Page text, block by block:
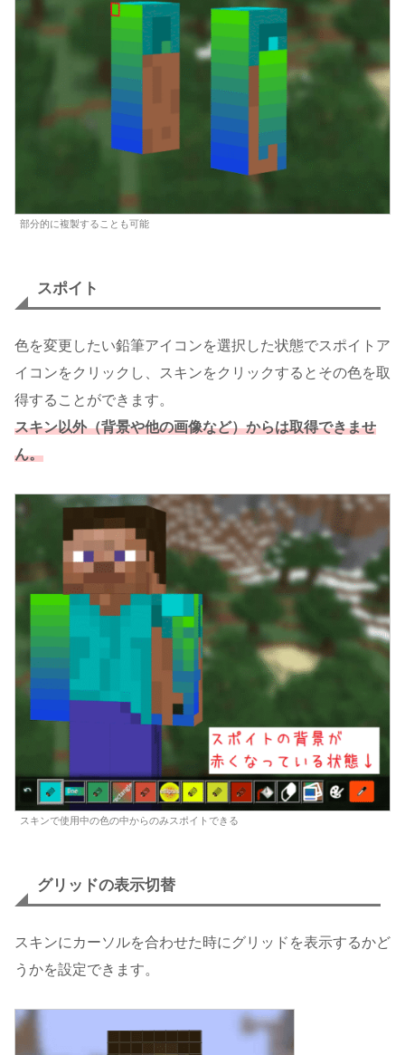
部分的に複製することも可能
スポイト
色を変更したい鉛筆アイコンを選択した状態でスポイトア
イコンをクリックし、スキンをクリックするとその色を取
得することができます。
スキン以外（背景や他の画像など）からは取得できませ
ん。
スキンで使用中の色の中からのみスポイトできる
グリッドの表示切替
スキンにカーソルを合わせた時にグリッドを表示するかど
うかを設定できます。